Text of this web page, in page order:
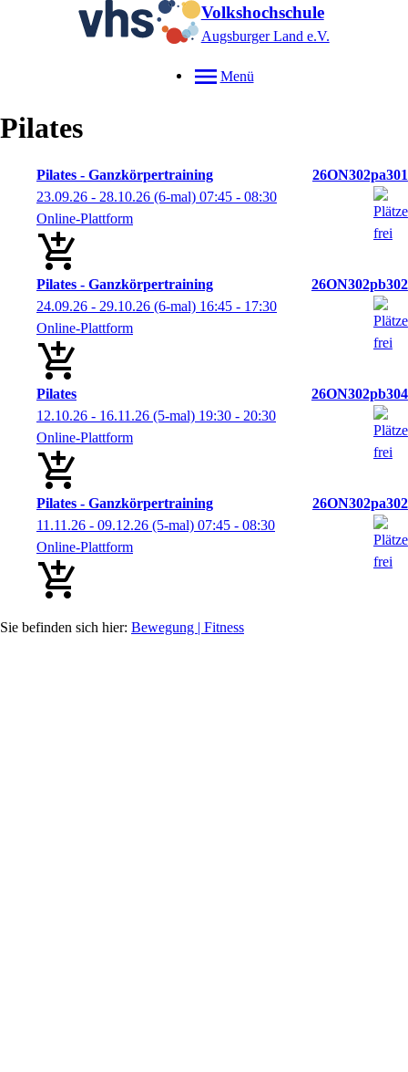
Volkshochschule
Augsburger Land e.V.
Menü
Pilates
Pilates - Ganzkörpertraining
26ON302pa301
23.09.26 - 28.10.26 (6-mal) 07:45 - 08:30
Online-Plattform
Pilates - Ganzkörpertraining
26ON302pb302
24.09.26 - 29.10.26 (6-mal) 16:45 - 17:30
Online-Plattform
Pilates
26ON302pb304
12.10.26 - 16.11.26 (5-mal) 19:30 - 20:30
Online-Plattform
Pilates - Ganzkörpertraining
26ON302pa302
11.11.26 - 09.12.26 (5-mal) 07:45 - 08:30
Online-Plattform
Bewegung | Fitness